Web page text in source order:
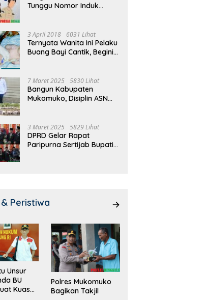
Guru dan OSIS
Saling
Pemdes Teras Terunjam
Tunggu Nomor Induk
3 April 2018 6031 Lihat
Ternyata Wanita Ini Pelaku
Buang Bayi Cantik, Begini
7 Maret 2025 5830 Lihat
Bangun Kabupaten
Mukomuko, Disiplin ASN
3 Maret 2025 5829 Lihat
DPRD Gelar Rapat
Paripurna Sertijab Bupati
Peristiwa
Unsur
BU
Kuasai
Polres Mukomuko
Bagikan Takjil